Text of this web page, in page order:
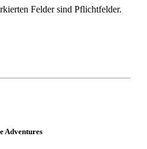
Felder sind Pflichtfelder.
Adventures